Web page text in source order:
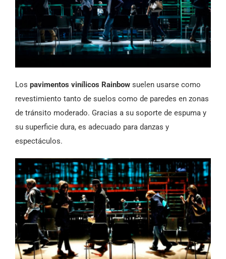
Los pavimentos vinílicos Rainbow suelen usarse como
revestimiento tanto de suelos como de paredes en zonas
de tránsito moderado. Gracias a su soporte de espuma y
su superficie dura, es adecuado para danzas y
espectáculos.